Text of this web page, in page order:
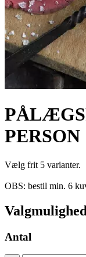
PERSON
Vælg frit 5 varianter.
OBS: bestil min. 6
Antal